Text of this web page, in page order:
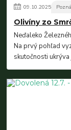
09.10.2025
Olivíny zo
Neďaleko
Na prvý pohľad
skutočnosti